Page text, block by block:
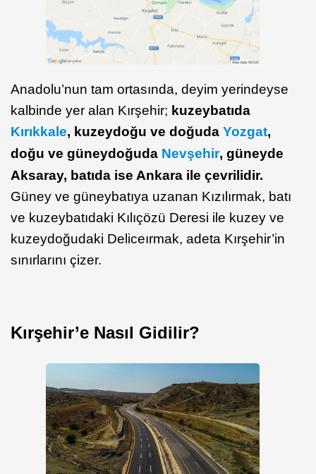
Anadolu’nun tam ortasında, deyim yerindeyse
kalbinde yer alan Kırşehir; kuzeybatıda
Kırıkkale, kuzeydoğu ve doğuda Yozgat,
doğu ve güneydoğuda Nevşehir, güneyde
Aksaray, batıda ise Ankara ile çevrilidir.
Güney ve güneybatıya uzanan Kızılırmak, batı
ve kuzeybatıdaki Kılıçözü Deresi ile kuzey ve
kuzeydoğudaki Deliceırmak, adeta Kırşehir’in
sınırlarını çizer.
Kırşehir’e Nasıl Gidilir?